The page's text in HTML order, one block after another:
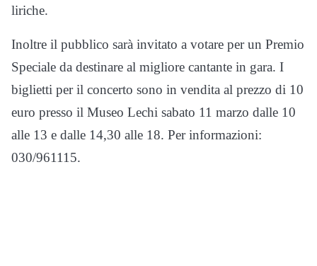
liriche.
Inoltre il pubblico sarà invitato a votare per un Premio
Speciale da destinare al migliore cantante in gara. I
biglietti per il concerto sono in vendita al prezzo di 10
euro presso il Museo Lechi sabato 11 marzo dalle 10
alle 13 e dalle 14,30 alle 18. Per informazioni:
030/961115.